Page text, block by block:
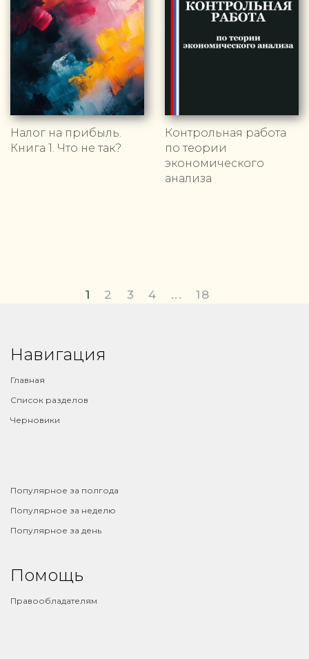
Налог на прибыль.
Книга 1. Что не так?
Контрольная работа
по теории
экономического
анализа
1 2 3 4 ... 18
Навигация
Главная
Список разделов
Черновики
Популярное за полгода
Популярное за неделю
Популярное за день
Помощь
Правообладателям